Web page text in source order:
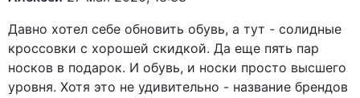
Давно хотел себе обновить обувь, а тут - солидные
кроссовки с хорошей скидкой. Да еще пять пар
носков в подарок. И обувь, и носки просто высшего
уровня. Хотя это не удивительно - название брендов